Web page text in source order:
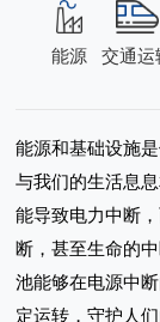
能源 交通运
能源和基础设施
与我们的生活息
能导致电力中断
断，甚至生命的
池能够在电源中
定运转，守护人们